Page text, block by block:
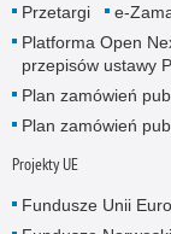
Przetargi
e-
Platforma Open
przepisów ustawy
Plan zamówień
Plan zamówień
Projekty UE
Fundusze Unii